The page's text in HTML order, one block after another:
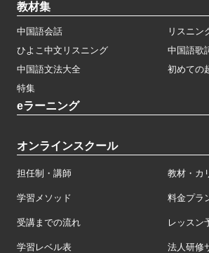
教材集
中国語会話
リスニン
ひよこ中文リスニング
中国語歌
中国語文法大全
初めての
特集
eラーニング
オンラインスクール
担任制・講師 教材・カ
学習メソッド 料金プラ
受講までの流れ レッスン
学習レベル表 法人研修